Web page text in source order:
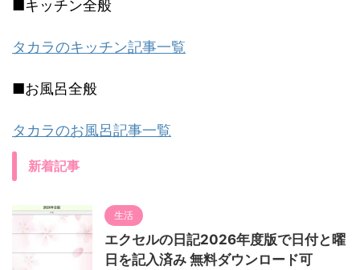
■キッチン全般
タカラのキッチン記事一覧
■お風呂全般
タカラのお風呂記事一覧
新着記事
生活
エクセルの日記2026年度版で日付と曜
日を記入済み 無料ダウンロード可